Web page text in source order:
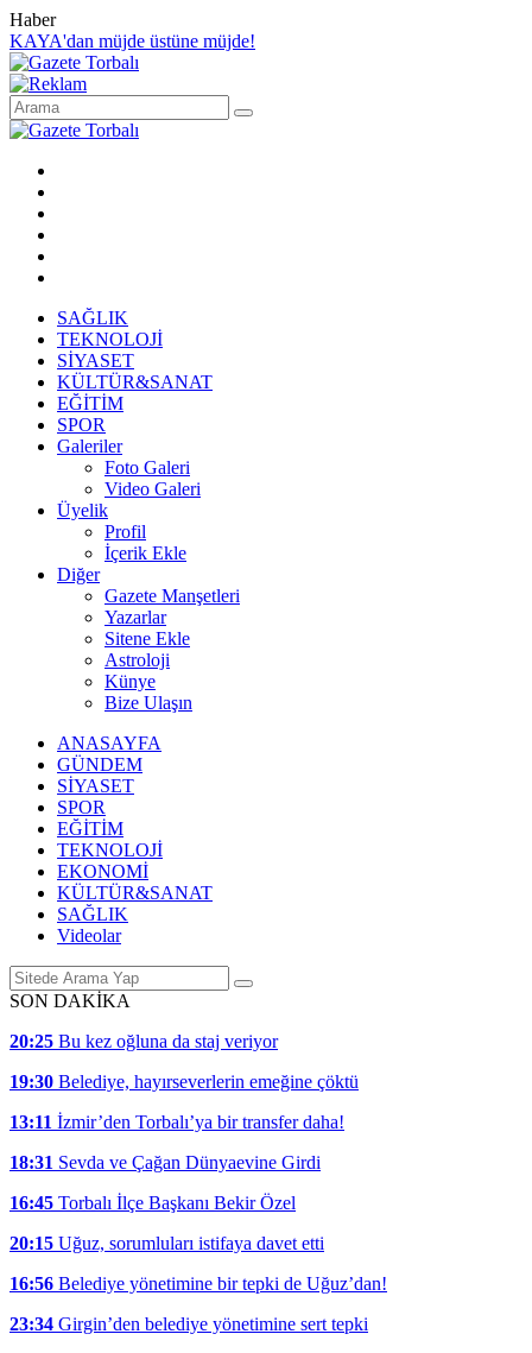
Haber
KAYA'dan müjde üstüne müjde!
SAĞLIK
TEKNOLOJİ
SİYASET
KÜLTÜR&SANAT
EĞİTİM
SPOR
Galeriler
Foto Galeri
Video Galeri
Üyelik
Profil
İçerik Ekle
Diğer
Gazete Manşetleri
Yazarlar
Sitene Ekle
Astroloji
Künye
Bize Ulaşın
ANASAYFA
GÜNDEM
SİYASET
SPOR
EĞİTİM
TEKNOLOJİ
EKONOMİ
KÜLTÜR&SANAT
SAĞLIK
Videolar
SON DAKİKA
20:25 Bu kez oğluna da staj veriyor
19:30 Belediye, hayırseverlerin emeğine çöktü
13:11 İzmir’den Torbalı’ya bir transfer daha!
18:31 Sevda ve Çağan Dünyaevine Girdi
16:45 Torbalı İlçe Başkanı Bekir Özel
20:15 Uğuz, sorumluları istifaya davet etti
16:56 Belediye yönetimine bir tepki de Uğuz’dan!
23:34 Girgin’den belediye yönetimine sert tepki